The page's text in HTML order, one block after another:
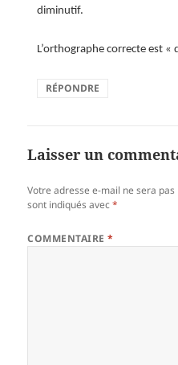
diminutif.
L’orthographe correcte est «
RÉPONDRE
Laisser un
Votre adresse e-mail ne sera pas
sont indiqués avec*
COMMENTAIRE*